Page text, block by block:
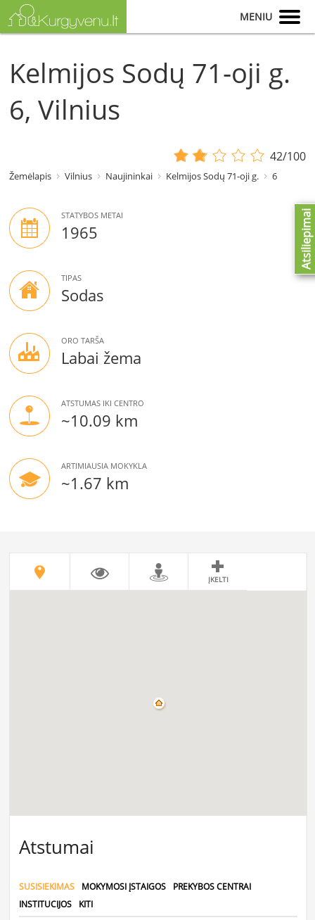
MENIU
Kelmijos Sodų 71-oji g.
6, Vilnius
42/100
Žemėlapis Vilnius Naujininkai Kelmijos Sodų 71-oji g. 6
STATYBOS METAI
1965
TIPAS
Sodas
ORO TARŠA
Labai žema
ATSTUMAS IKI CENTRO
~10.09 km
ARTIMIAUSIA MOKYKLA
~1.67 km
ĮKELTI
Atstumai
SUSISIEKIMAS MOKYMOSI ĮSTAIGOS
PREKYBOS CENTRAI
INSTITUCIJOS
KITI
Atsiliepimai